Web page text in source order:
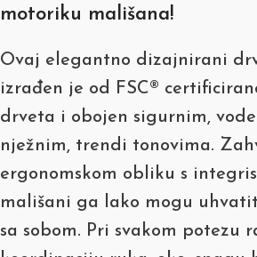
motoriku mališana!
Ovaj elegantno dizajnirani
izrađen je od FSC®
drveta i obojen sigurnim,
nježnim, trendi tonovima.
ergonomskom obliku s
mališani ga lako mogu
sa sobom. Pri svakom potezu